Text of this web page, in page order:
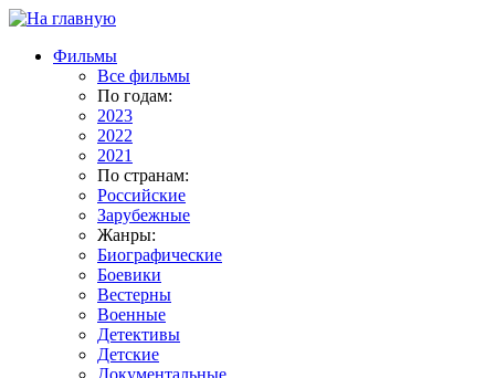
Фильмы
Все фильмы
По годам:
2023
2022
2021
По странам:
Российские
Зарубежные
Жанры:
Биографические
Боевики
Вестерны
Военные
Детективы
Детские
Документальные